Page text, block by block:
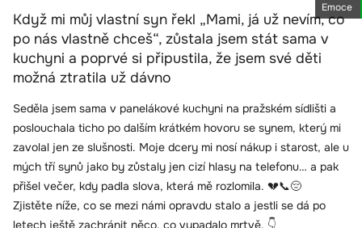
Emoce
Když mi můj vlastní syn řekl „Mami, já už nevím, co
po nás vlastně chceš“, zůstala jsem stát sama v
kuchyni a poprvé si připustila, že jsem své děti
možná ztratila už dávno
Seděla jsem sama v panelákové kuchyni na pražském sídlišti a
poslouchala ticho po dalším krátkém hovoru se synem, který mi
zavolal jen ze slušnosti. Moje dcery mi nosí nákup i starost, ale u
mých tří synů jako by zůstaly jen cizí hlasy na telefonu… a pak
přišel večer, kdy padla slova, která mě rozlomila. 💔📞😔
Zjistěte níže, co se mezi námi opravdu stalo a jestli se dá po
letech ještě zachránit něco, co vypadalo mrtvě. 👇